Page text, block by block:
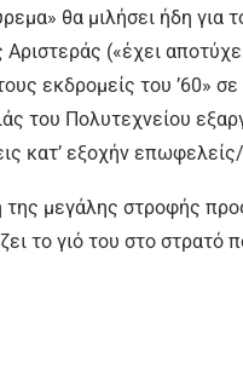
θα μιλήσει ήδη
(«έχει
εκδρομείς του ’60»
του Πολυτεχνείου
κατ’ εξοχήν
της μεγάλης στροφής
το γιό του στο στρατό